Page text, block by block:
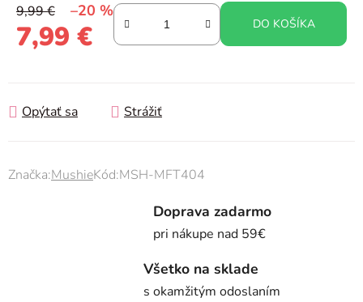
9,99 € –20 %
7,99 € DO KOŠÍKA
Opýtať sa Strážiť
Značka:MushieKód:MSH-MFT404
Doprava zadarmo
pri nákupe nad 59€
Všetko na sklade
s okamžitým odoslaním